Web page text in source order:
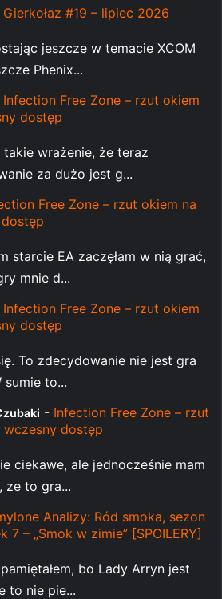
Gierkołaz #19 – lipiec 2026
jeszcze w temacie XCOM
Phenix...
Infection Free Zone – rzut okiem
dostęp
takie wrażenie, że teraz
za dużo jest g...
Free Zone – rzut okiem na
starcie EA zaczęłam w nią grać,
mnie d...
Infection Free Zone – rzut okiem
dostęp
To zdecydowanie nie jest gra
sumie to...
- Infection Free Zone – rzut
wczesny dostęp
ciekawe, ale jednocześnie mam
ze to gra...
Analizy: Ród smoka, sezon
7 – „Smok w zimie” [SPOILERY]
bo Lady Arryn jest
to nie pie...